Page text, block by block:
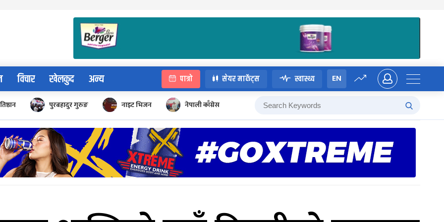
विचार खेलकुद अन्य पात्रो सेयर मार्केट्स स्वास्थ्य EN
पुरबहादुर गुरुङ नाइट भिजन नेपाली काँग्रेस